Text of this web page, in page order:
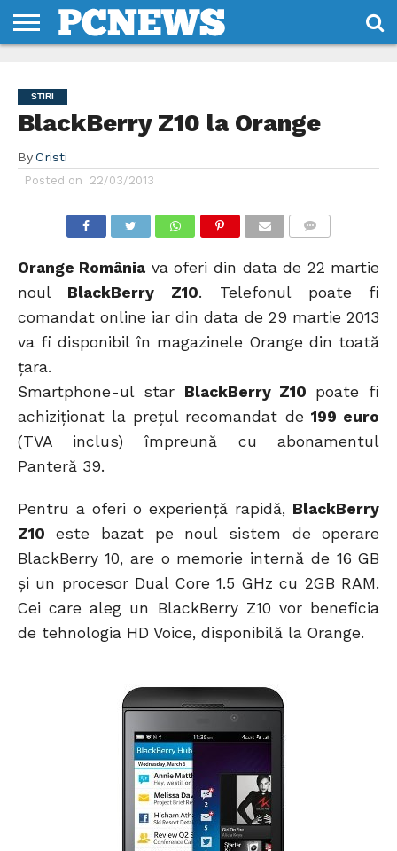
NOI
SI
CONDITII
STIRI
BlackBerry Z10 la Orange
By Cristi
Posted on 22/03/2013
Orange România va oferi din data de 22 martie
noul BlackBerry Z10. Telefonul poate fi
comandat online iar din data de 29 martie 2013
va fi disponibil în magazinele Orange din toată
ţara.
Smartphone-ul star BlackBerry Z10 poate fi
achiziţionat la preţul recomandat de199 euro
(TVA inclus) împreună cu abonamentul
Panteră 39.
Pentru a oferi o experienţă rapidă, BlackBerry
Z10 este bazat pe noul sistem de operare
BlackBerry 10, are o memorie internă de 16 GB
şi un procesor Dual Core 1.5 GHz cu 2GB RAM.
Cei care aleg un BlackBerry Z10 vor beneficia
de tehnologia HD Voice, disponibilă la Orange.